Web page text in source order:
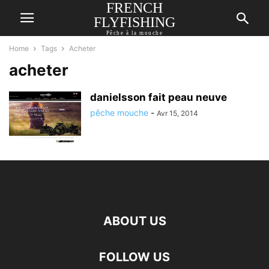
FRENCH
FLYFISHING
Pêche à la mouche
Home Tags Acheter
acheter
danielsson fait peau neuve
pêche mouche - Avr 15, 2014
ABOUT US
FOLLOW US